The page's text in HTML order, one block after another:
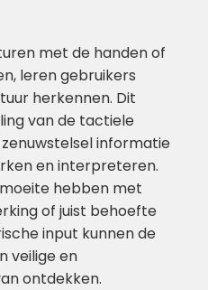
met de handen of
leren gebruikers
herkennen. Dit
van de tactiele
informatie
en interpreteren.
hebben met
of juist behoefte
input kunnen de
veilige en
ontdekken.